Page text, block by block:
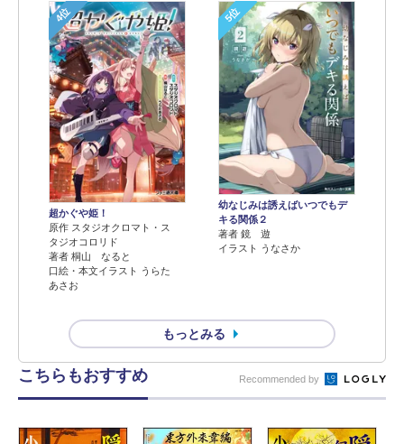
4位
超かぐや姫！
原作 スタジオクロマト・ス
タジオコロリド
著者 桐山 なると
口絵・本文イラスト うらた
あさお
5位
幼なじみは誘えばいつでもデ
キる関係２
著者 鏡 遊
イラスト うなさか
もっとみる
こちらもおすすめ Recommended by